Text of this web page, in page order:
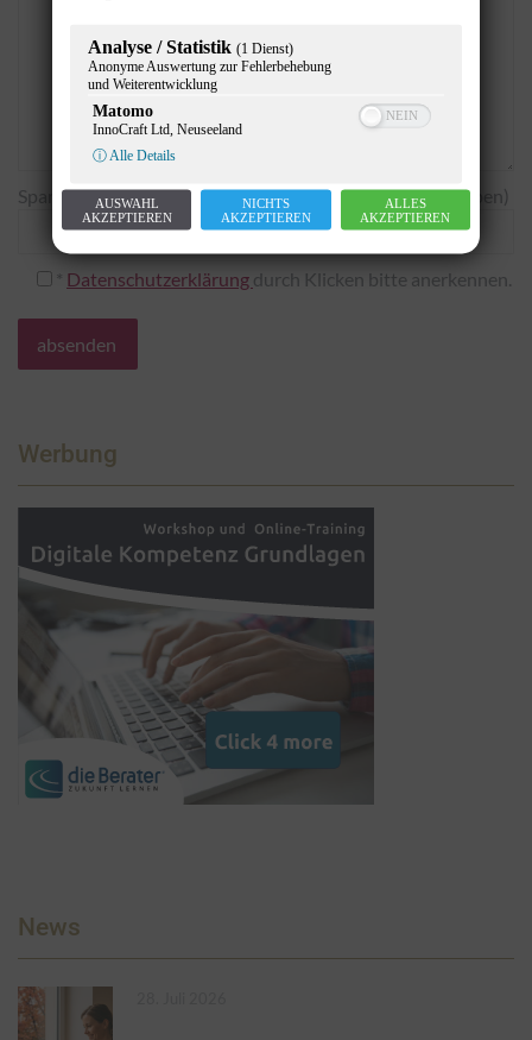
Spamschutz: Wieviel ist elf minus zwei? (Bitte Zahl eingeben)
* Datenschutzerklärung durch Klicken bitte anerkennen.
Werbung
News
Analyse / Statistik (1 Dienst)
Anonyme Auswertung zur Fehlerbehebung
und Weiterentwicklung
Matomo
InnoCraft Ltd, Neuseeland
ⓘ Alle Details
AUSWAHL
AKZEPTIEREN
NICHTS
AKZEPTIEREN
ALLES
AKZEPTIEREN